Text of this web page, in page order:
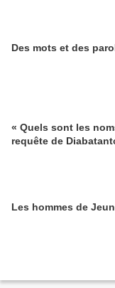
Des mots et des
« Quels sont les
requête de
Les hommes de